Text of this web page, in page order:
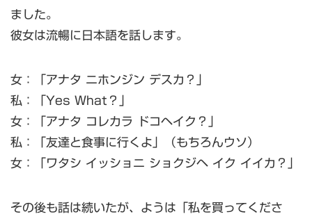
ました。
彼女は流暢に日本語を話します。
女：「アナタ ニホンジン デスカ？」
私：「Yes What？」
女：「アナタ コレカラ ドコヘイク？」
私：「友達と食事に行くよ」（もちろんウソ）
女：「ワタシ イッショニ ショクジヘ イク イイカ？」
その後も話は続いたが、ようは「私を買ってくださ